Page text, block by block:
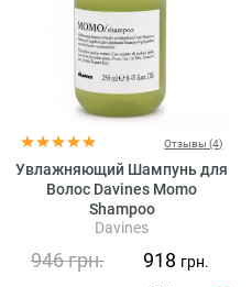
Отзывы (4)
Увлажняющий Шампунь для
Волос Davines Momo
Shampoo
Davines
946грн. 918 грн.